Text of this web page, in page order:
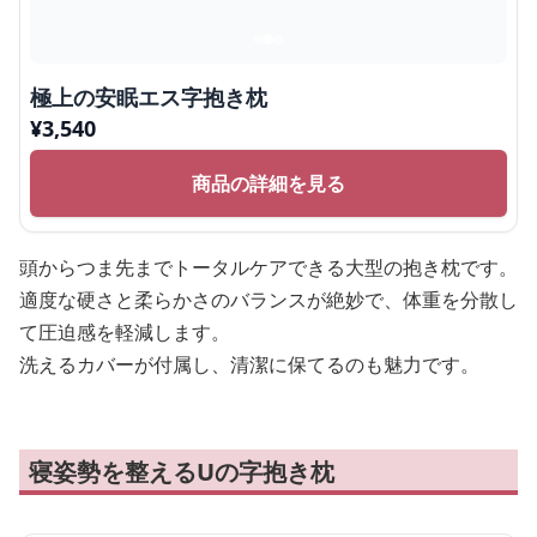
極上の安眠エス字抱き枕
¥3,540
商品の詳細を見る
頭からつま先までトータルケアできる大型の抱き枕です。
適度な硬さと柔らかさのバランスが絶妙で、体重を分散し
て圧迫感を軽減します。
洗えるカバーが付属し、清潔に保てるのも魅力です。
寝姿勢を整えるUの字抱き枕